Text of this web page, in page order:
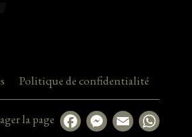
Politique de confidentialité
la page